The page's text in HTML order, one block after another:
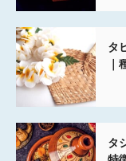
タ
タ